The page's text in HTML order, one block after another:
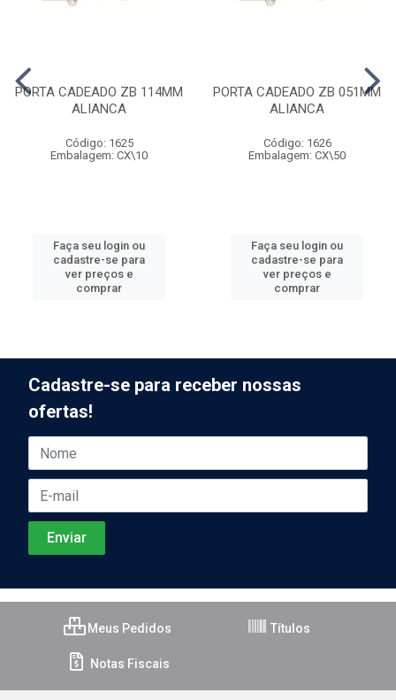
PORTA CADEADO ZB 114MM
ALIANCA
Código: 1625
Embalagem: CX\10
Faça seu login ou
cadastre-se para
ver preços e
comprar
PORTA CADEADO ZB 051MM
ALIANCA
Código: 1626
Embalagem: CX\50
Faça seu login ou
cadastre-se para
ver preços e
comprar
Cadastre-se para receber nossas
ofertas!
Meus Pedidos Títulos
Notas Fiscais